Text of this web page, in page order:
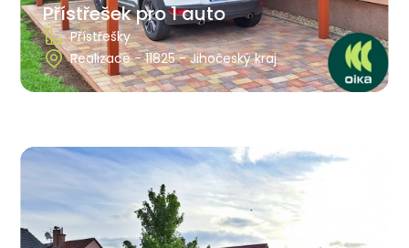
Přístřešek pro 1 auto
Přístřešky
Realizace - 11825 - Jihočeský kraj